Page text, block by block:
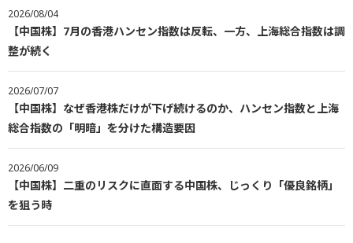
2026/08/04
【中国株】7月の香港ハンセン指数は反転、一方、上海総合指数は調
整が続く
2026/07/07
【中国株】なぜ香港株だけが下げ続けるのか、ハンセン指数と上海
総合指数の「明暗」を分けた構造要因
2026/06/09
【中国株】二重のリスクに直面する中国株、じっくり「優良銘柄」
を狙う時